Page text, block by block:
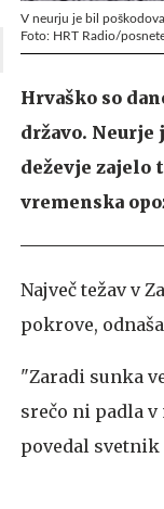
V neurju je bil
Foto: HRT Radio/
Hrvaško so
državo. Neurje
deževje zajelo
vremenska
Največ težav v
pokrove,
"Zaradi sunka
srečo ni padla v
povedal svetnik